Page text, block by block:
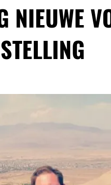
NIEUWE